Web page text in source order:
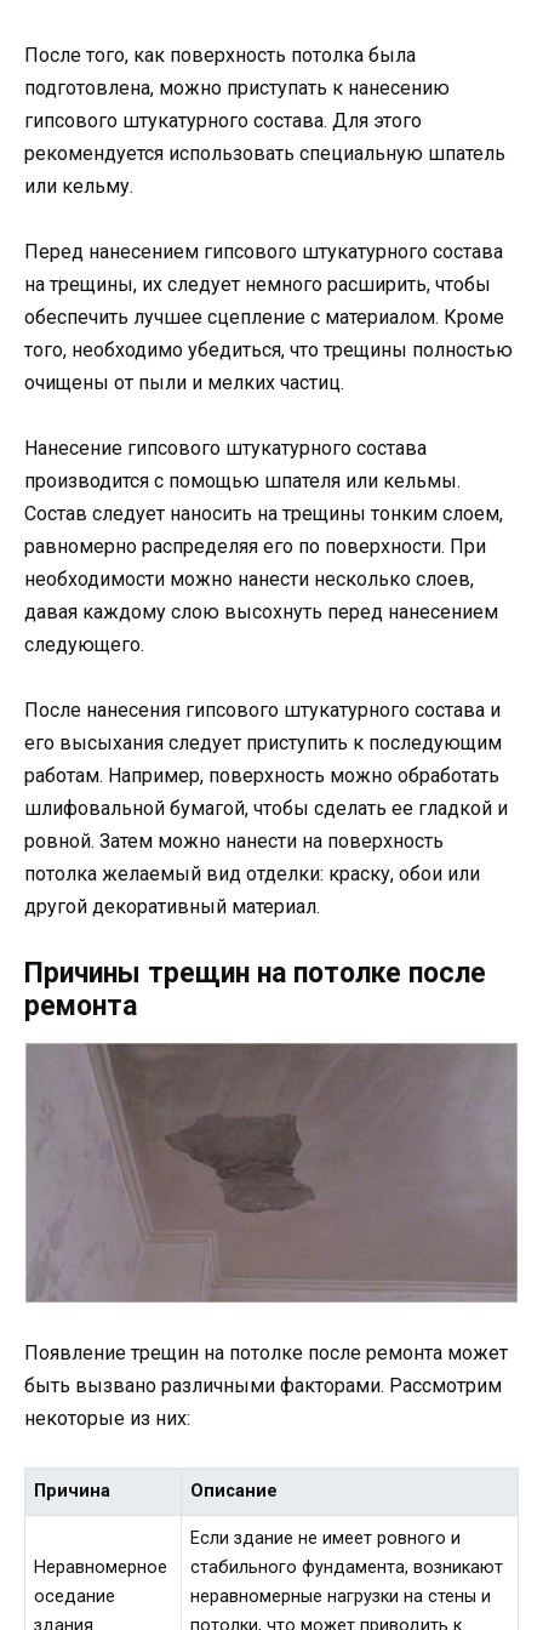
После того, как поверхность потолка была
подготовлена, можно приступать к нанесению
гипсового штукатурного состава. Для этого
рекомендуется использовать специальную шпатель
или кельму.
Перед нанесением гипсового штукатурного состава
на трещины, их следует немного расширить, чтобы
обеспечить лучшее сцепление с материалом. Кроме
того, необходимо убедиться, что трещины полностью
очищены от пыли и мелких частиц.
Нанесение гипсового штукатурного состава
производится с помощью шпателя или кельмы.
Состав следует наносить на трещины тонким слоем,
равномерно распределяя его по поверхности. При
необходимости можно нанести несколько слоев,
давая каждому слою высохнуть перед нанесением
следующего.
После нанесения гипсового штукатурного состава и
его высыхания следует приступить к последующим
работам. Например, поверхность можно обработать
шлифовальной бумагой, чтобы сделать ее гладкой и
ровной. Затем можно нанести на поверхность
потолка желаемый вид отделки: краску, обои или
другой декоративный материал.
Причины трещин на потолке после
ремонта
Появление трещин на потолке после ремонта может
быть вызвано различными факторами. Рассмотрим
некоторые из них:
Причина Описание
Неравномерное
оседание
Если здание не имеет ровного и
стабильного фундамента, возникают
неравномерные нагрузки на стены и